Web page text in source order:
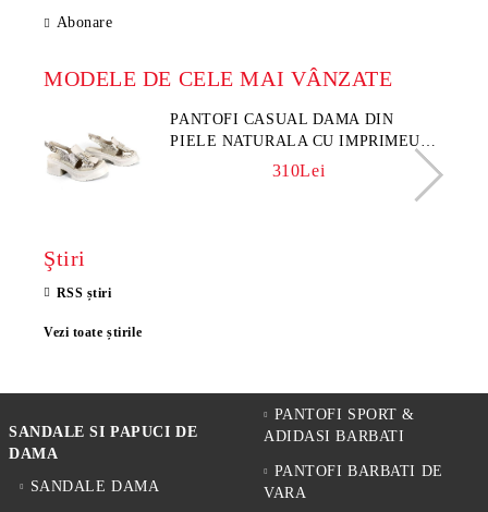
Abonare
MODELE DE CELE MAI VÂNZATE
PANTOFI CASUAL DAMA DIN
PIELE NATURALA CU IMPRIMEU
FLORAL - MODEL LUNA
310Lei
Ştiri
RSS știri
Vezi toate știrile
SANDALE SI PAPUCI DE
DAMA
SANDALE DAMA
PANTOFI SPORT &
ADIDASI BARBATI
PANTOFI BARBATI DE
VARA